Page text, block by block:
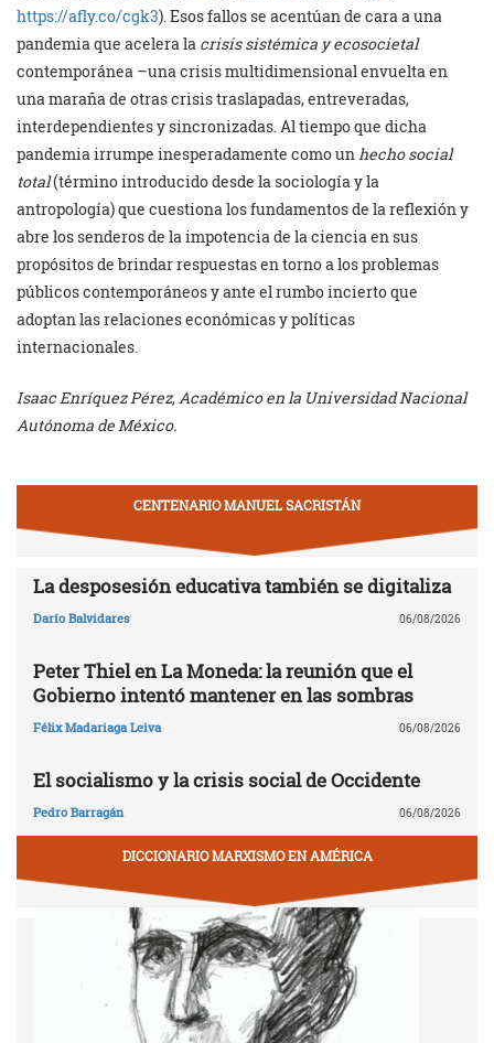
https://afly.co/cgk3). Esos fallos se acentúan de cara a una
pandemia que acelera la crisis sistémica y ecosocietal
contemporánea –una crisis multidimensional envuelta en
una maraña de otras crisis traslapadas, entreveradas,
interdependientes y sincronizadas. Al tiempo que dicha
pandemia irrumpe inesperadamente como unhecho social
total(término introducido desde la sociología y la
antropología) que cuestiona los fundamentos de la reflexión y
abre los senderos de la impotencia de la ciencia en sus
propósitos de brindar respuestas en torno a los problemas
públicos contemporáneos y ante el rumbo incierto que
adoptan las relaciones económicas y políticas
internacionales.
Isaac Enríquez Pérez, Académico en la Universidad Nacional
Autónoma de México.
CENTENARIO MANUEL SACRISTÁN
La desposesión educativa también se digitaliza
Darío Balvidares 06/08/2026
Peter Thiel en La Moneda: la reunión que el
Gobierno intentó mantener en las sombras
Félix Madariaga Leiva 06/08/2026
El socialismo y la crisis social de Occidente
Pedro Barragán 06/08/2026
DICCIONARIO MARXISMO EN AMÉRICA